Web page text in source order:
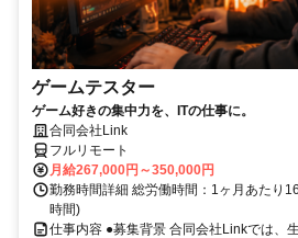
ゲームテスター
ゲーム好きの集中力を、ITの仕事に。
合同会社Link
フルリモート
月給267,000円～350,000円
勤務時間詳細 総労働時間：1ヶ月あたり
時間)
仕事内容 ●募集背景 合同会社Linkでは、